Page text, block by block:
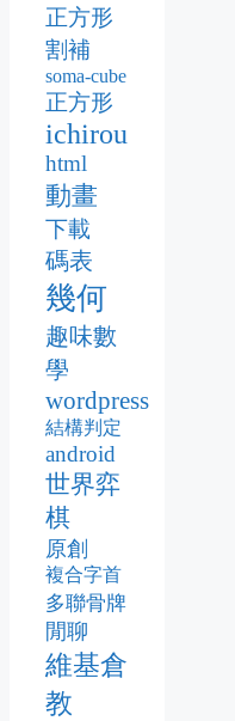
正方形
割補
soma-cube
正方形
ichirou
html
動畫
下載
碼表
幾何
趣味數
學
wordpress
結構判定
android
世界弈
棋
原創
複合字首
多聯骨牌
閒聊
維基倉
教